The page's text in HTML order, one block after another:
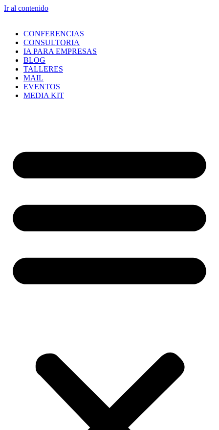
Ir al contenido
CONFERENCIAS
CONSULTORIA
IA PARA EMPRESAS
BLOG
TALLERES
MAIL
EVENTOS
MEDIA KIT